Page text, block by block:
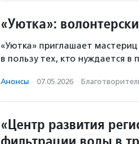
«Уютка»:
«Уютка» приглашает
в пользу тех, кто нуждается в
Анонсы · 07.05.2026 ·
«Центр развития